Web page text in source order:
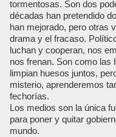
tormentosas. Son dos
décadas han pretendido
han mejorado, pero otras
drama y el fracaso.
luchan y cooperan, nos
nos frenan. Son como las
limpian huesos juntos,
misterio, aprenderemos
fechorías.
Los medios son la única
para poner y quitar
mundo.